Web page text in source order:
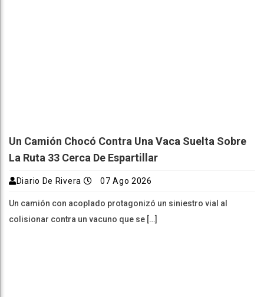
Un Camión Chocó Contra Una Vaca Suelta Sobre
La Ruta 33 Cerca De Espartillar
Diario De Rivera 07 Ago 2026
Un camión con acoplado protagonizó un siniestro vial al
colisionar contra un vacuno que se […]